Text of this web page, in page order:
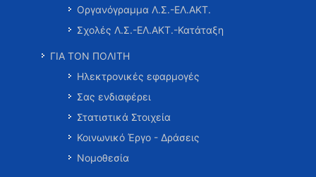
Οργανόγραμμα Λ.Σ.-ΕΛ.ΑΚΤ.
Σχολές Λ.Σ.-ΕΛ.ΑΚΤ.-Κατάταξη
ΓΙΑ ΤΟΝ ΠΟΛΙΤΗ
Ηλεκτρονικές εφαρμογές
Σας ενδιαφέρει
Στατιστικά Στοιχεία
Κοινωνικό Έργο - Δράσεις
Νομοθεσία